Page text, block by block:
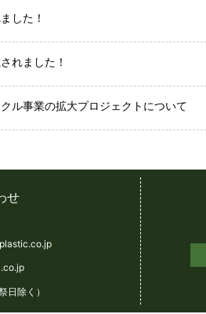
した！
れました！
ル事業の拡大プロジェクトについて
せ
除く）